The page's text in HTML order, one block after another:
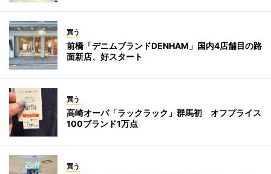
買う
前橋「デニムブランドDENHAM」国内4店舗目の路
面新店、好スタート
買う
高崎オーパ「ラックラック」群馬初 オフプライス
100ブランド1万点
買う